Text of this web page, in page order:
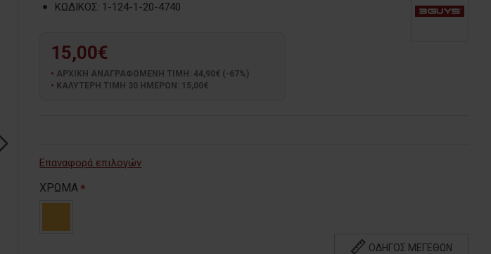
ΚΩΔΙΚΟΣ: 1-124-1-20-4740
15,00€
ΑΡΧΙΚΗ ΑΝΑΓΡΑΦΟΜΕΝΗ ΤΙΜΗ: 44,90€ (-67%)
ΚΑΛΥΤΕΡΗ ΤΙΜΗ 30 ΗΜΕΡΩΝ: 15,00€
Επαναφορά επιλογών
ΧΡΩΜΑ
ΟΔΗΓΟΣ ΜΕΓΕΘΩΝ